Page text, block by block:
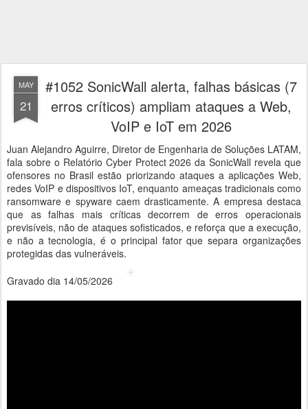
MAY
21
#1052 SonicWall alerta, falhas básicas (7
erros críticos) ampliam ataques a Web,
VoIP e IoT em 2026
Juan Alejandro Aguirre, Diretor de Engenharia de Soluções LATAM,
fala sobre o Relatório Cyber Protect 2026 da SonicWall revela que
ofensores no Brasil estão priorizando ataques a aplicações Web,
redes VoIP e dispositivos IoT, enquanto ameaças tradicionais como
ransomware e spyware caem drasticamente. A empresa destaca
que as falhas mais críticas decorrem de erros operacionais
previsíveis, não de ataques sofisticados, e reforça que a execução,
e não a tecnologia, é o principal fator que separa organizações
protegidas das vulneráveis.
Gravado dia 14/05/2026